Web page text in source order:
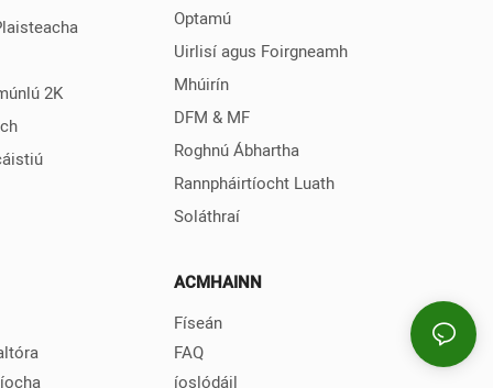
2K
Optamú
Uirlisí agus Foirgneamh
Mhúirín
DFM & MF
Roghnú Ábhartha
Rannpháirtíocht Luath
Soláthraí
ACMHAINN
Físeán
FAQ
íoslódáil